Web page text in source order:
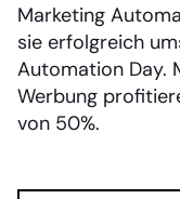
Marketing
sie erfolgreich
Automation Day.
Werbung
von 50%.